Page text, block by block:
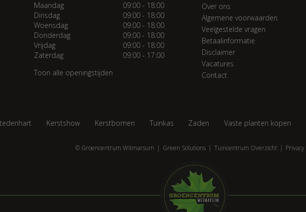
Maandag
09:00 - 18:00
Dinsdag
09:00 - 18:00
Woensdag
09:00 - 18:00
Donderdag
09:00 - 18:00
Vrijdag
09:00 - 18:00
Zaterdag
09:00 - 17:00
Toon alle openingstijden
Over ons
Algemene voorwaarden
Veelgestelde vragen
Betaalinformatie
Disclaimer
Vacatures
Contact
Kerstshow Kerstbomen Tuinkas Zaden Vaste planten kopen
© Groencentrum Witmarsum Green Solutions Tuincentrum Overzicht Privacy